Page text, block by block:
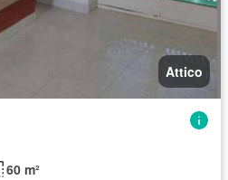
Attico
60 m²